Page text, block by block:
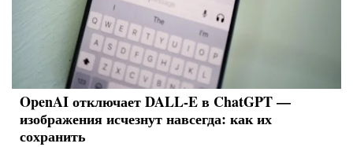
OpenAI отключает DALL-E в ChatGPT —
изображения исчезнут навсегда: как их
сохранить